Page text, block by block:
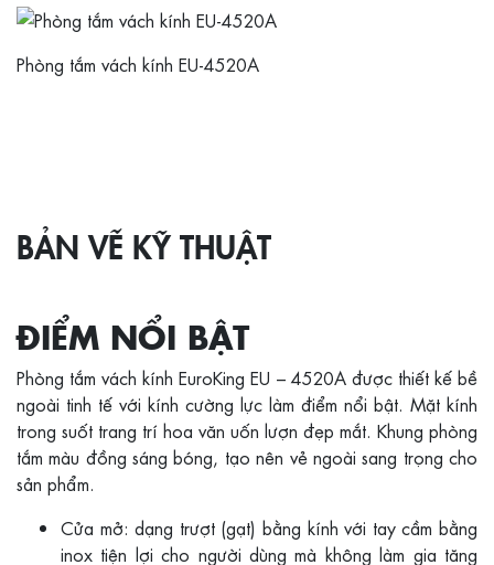
Phòng tắm vách kính EU-4520A
BẢN VẼ KỸ THUẬT
ĐIỂM NỔI BẬT
Phòng tắm vách kính EuroKing EU – 4520A được thiết kế bề
ngoài tinh tế với kính cường lực làm điểm nổi bật. Mặt kính
trong suốt trang trí hoa văn uốn lượn đẹp mắt. Khung phòng
tắm màu đồng sáng bóng, tạo nên vẻ ngoài sang trọng cho
sản phẩm.
Cửa mở: dạng trượt (gạt) bằng kính với tay cầm bằng
inox tiện lợi cho người dùng mà không làm gia tăng